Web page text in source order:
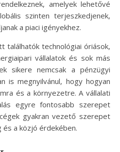
amelyek lehetővé
szinten terjeszkedjenek,
a piaci igényekhez.
találhatók technológiai óriások,
vállalatok és sok más
sikere nemcsak a pénzügyi
is megnyilvánul, hogy hogyan
és a környezetre. A vállalati
egyre fontosabb szerepet
gyakran vezető szerepet
és a közjó érdekében.